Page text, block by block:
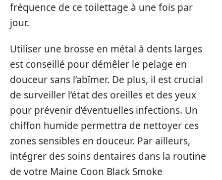
fréquence de ce toilettage à une fois par
jour.
Utiliser une brosse en métal à dents larges
est conseillé pour démêler le pelage en
douceur sans l’abîmer. De plus, il est crucial
de surveiller l’état des oreilles et des yeux
pour prévenir d’éventuelles infections. Un
chiffon humide permettra de nettoyer ces
zones sensibles en douceur. Par ailleurs,
intégrer des soins dentaires dans la routine
de votre Maine Coon Black Smoke